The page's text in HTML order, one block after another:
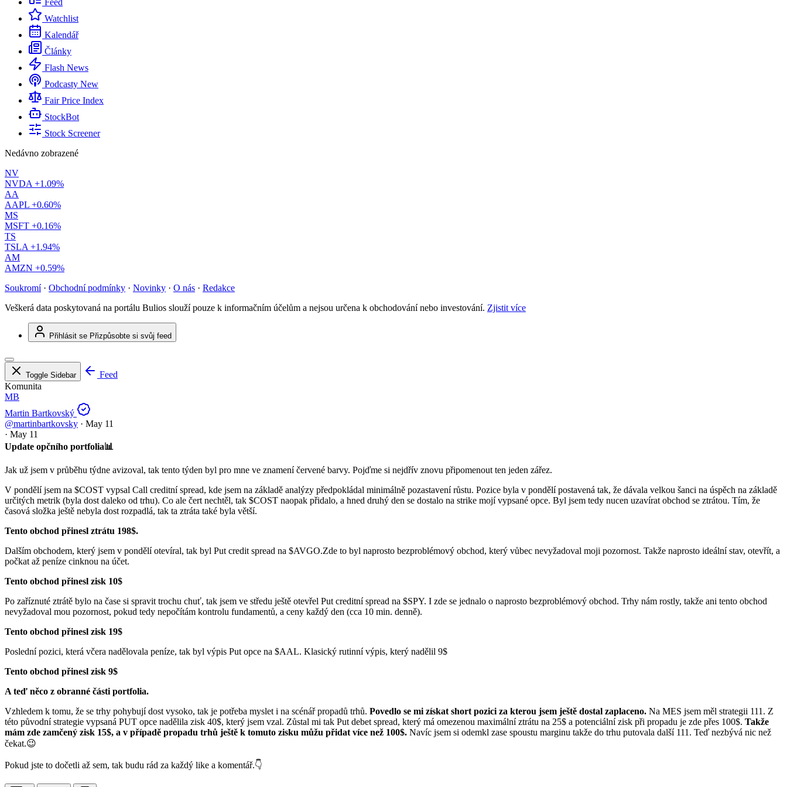
Feed
Watchlist
Kalendář
Články
Flash News
Podcasty New
Fair Price Index
StockBot
Stock Screener
Nedávno zobrazené
NV
NVDA +1.09%
AA
AAPL +0.60%
MS
MSFT +0.16%
TS
TSLA +1.94%
AM
AMZN +0.59%
Soukromí · Obchodní podmínky · Novinky · O nás · Redakce
Veškerá data poskytovaná na portálu Bulios slouží pouze k informačním účelům a nejsou určena k obchodování nebo investování. Zjistit více
Přihlásit se Přizpůsobte si svůj feed
Toggle Sidebar
Feed
Komunita
MB
Martin Bartkovský
@martinbartkovsky · May 11
· May 11
Update opčního portfolia📊
Jak už jsem v průběhu týdne avizoval, tak tento týden byl pro mne ve znamení červené barvy. Pojďme si nejdřív znovu připomenout ten jeden zářez.
V pondělí jsem na $COST vypsal Call creditní spread, kde jsem na základě analýzy předpokládal minimálně pozastavení růstu. Pozice byla v pondělí postavená tak, že dávala velkou šanci na úspěch na základě
určitých metrik (byla dost daleko od trhu). Co ale čert nechtěl, tak $COST naopak přidalo, a hned druhý den se dostalo na strike mojí vypsané opce. Byl jsem tedy nucen uzavírat obchod se ztrátou. Tím, že
časová složka ještě nebyla dost rozpadlá, tak ta ztráta také byla větší.
Tento obchod přinesl ztrátu 198$.
Dalším obchodem, který jsem v pondělí otevíral, tak byl Put credit spread na $AVGO.Zde to byl naprosto bezproblémový obchod, který vůbec nevyžadoval moji pozornost. Takže naprosto ideální stav, otevřít, a
počkat až peníze cinknou na účet.
Tento obchod přinesl zisk 10$
Po zaříznuté ztrátě bylo na čase si spravit trochu chuť, tak jsem ve středu ještě otevřel Put creditní spread na $SPY. I zde se jednalo o naprosto bezproblémový obchod. Trhy nám rostly, takže ani tento obchod
nevyžadoval mou pozornost, pokud tedy nepočítám kontrolu fundamentů, a ceny každý den (cca 10 min. denně).
Tento obchod přinesl zisk 19$
Poslední pozici, která včera nadělovala peníze, tak byl výpis Put opce na $AAL. Klasický rutinní výpis, který nadělil 9$
Tento obchod přinesl zisk 9$
A teď něco z obranné části portfolia.
Vzhledem k tomu, že se trhy pohybují dost vysoko, tak je potřeba myslet i na scénář propadů trhů. Povedlo se mi získat short pozici za kterou jsem ještě dostal zaplaceno. Na MES jsem měl strategii 111. Z
této původní strategie vypsaná PUT opce nadělila zisk 40$, který jsem vzal. Zůstal mi tak Put debet spread, který má omezenou maximální ztrátu na 25$ a potenciální zisk při propadu je zde přes 100$. Takže
mám zde zamčený zisk 15$, a v případě propadu trhů ještě k tomuto zisku můžu přidat více než 100$. Navíc jsem si odemkl zase spoustu marginu takže do trhu putovala další 111. Teď nezbývá nic než
čekat.😉
Pokud jste to dočetli až sem, tak budu rád za každý like a komentář.👇